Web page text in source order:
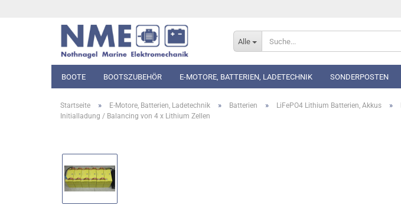
Alle
BOOTE BOOTSZUBEHÖR E-MOTORE, BATTERIEN, LADETECHNIK SONDERPOSTEN
Startseite » E-Motore, Batterien, Ladetechnik » Batterien » LiFePO4 Lithium Batterien, Akkus »
Initialladung / Balancing von 4 x Lithium Zellen